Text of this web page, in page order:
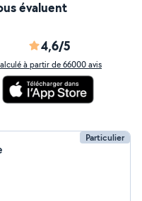
évaluent
4,6/5
à partir de 66000 avis
Particulier